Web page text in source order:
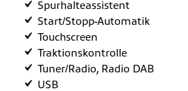
Spurhalteassistent
Start/Stopp-Automatik
Touchscreen
Traktionskontrolle
Tuner/Radio, Radio DAB
USB